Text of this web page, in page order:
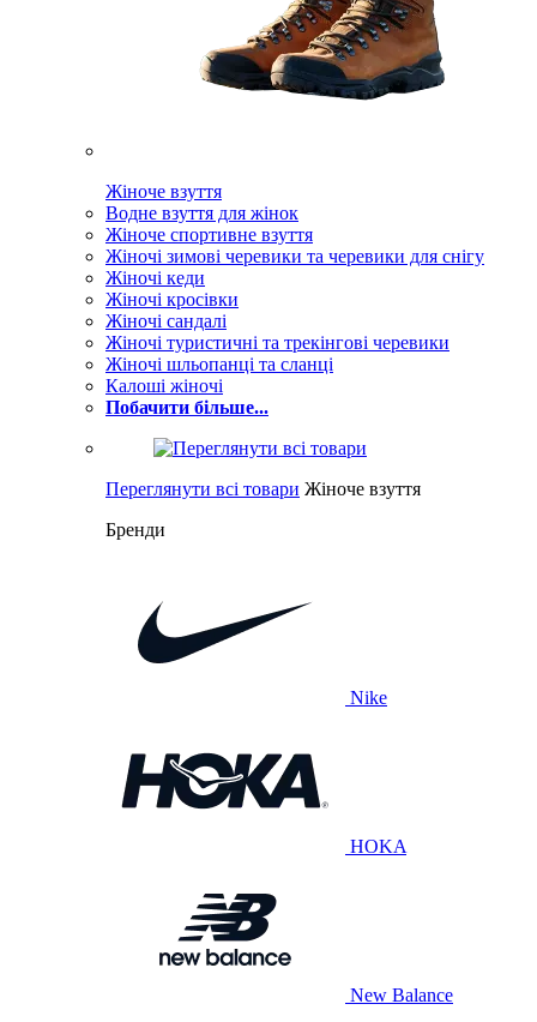
Жіноче взуття
Водне взуття для жінок
Жіноче спортивне взуття
Жіночі зимові черевики та черевики для снігу
Жіночі кеди
Жіночі кросівки
Жіночі сандалі
Жіночі туристичні та трекінгові черевики
Жіночі шльопанці та сланці
Калоші жіночі
Побачити більше...
Переглянути всі товари Жіноче взуття
Бренди
Nike
HOKA
New Balance